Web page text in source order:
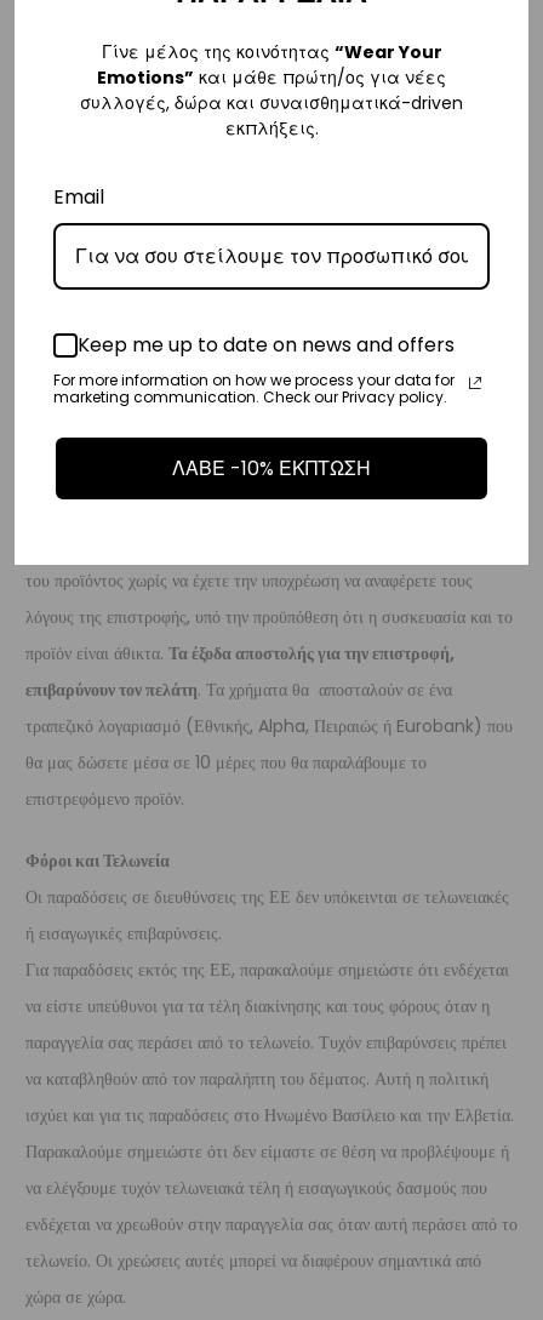
– Τα έξοδα αποστολής για όλο την Ευρώπη είναι στα€25.
– Η συνεργαζόμενη εταιρεία ταχυμεταφορών,DHL, θα αναλάβει την
ημέρες.
– Η συνεργαζόμενη εταιρεία ταχυμεταφορών,DHL, θα αναλάβει την
παράδοσή σας.
– Οι χρόνοι παράδοσης κυμαίνονται συνήθως από 3-10 εργάσιμες
ημέρες.
του προϊόντος χωρίς να έχετε την υποχρέωση να αναφέρετε τους
λόγους της επιστροφής, υπό την προϋπόθεση ότι η συσκευασία και το
προϊόν είναι άθικτα. Τα έξοδα αποστολής για την επιστροφή,
επιβαρύνουν τον πελάτη. Τα χρήματα θα αποσταλούν σε ένα
τραπεζικό λογαριασμό (Εθνικής, Alpha, Πειραιώς ή Eurobank) που
θα μας δώσετε μέσα σε 10 μέρες που θα παραλάβουμε το
επιστρεφόμενο προϊόν.
Φόροι και Τελωνεία
Οι παραδόσεις σε διευθύνσεις της ΕΕ δεν υπόκεινται σε τελωνειακές
ή εισαγωγικές επιβαρύνσεις.
Για παραδόσεις εκτός της ΕΕ, παρακαλούμε σημειώστε ότι ενδέχεται
να είστε υπεύθυνοι για τα τέλη διακίνησης και τους φόρους όταν η
παραγγελία σας περάσει από το τελωνείο. Τυχόν επιβαρύνσεις πρέπει
να καταβληθούν από τον παραλήπτη του δέματος. Αυτή η πολιτική
ισχύει και για τις παραδόσεις στο Ηνωμένο Βασίλειο και την Ελβετία.
Παρακαλούμε σημειώστε ότι δεν είμαστε σε θέση να προβλέψουμε ή
να ελέγξουμε τυχόν τελωνειακά τέλη ή εισαγωγικούς δασμούς που
ενδέχεται να χρεωθούν στην παραγγελία σας όταν αυτή περάσει από το
τελωνείο. Οι χρεώσεις αυτές μπορεί να διαφέρουν σημαντικά από
χώρα σε χώρα.
Γίνε μέλος της κοινότητας “Wear Your
Emotions” και μάθε πρώτη/ος για νέες
συλλογές, δώρα και συναισθηματικά-driven
εκπλήξεις.
Email
Keep me up to date on news and offers
For more information on how we process your data for
marketing communication. Check our Privacy policy.
ΛΑΒΕ -10% ΕΚΠΤΩΣΗ